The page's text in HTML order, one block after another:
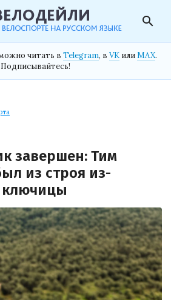
search
читать в Telegram, в VK илиMAX.
Подписывайтесь!
завершен: Тим
из строя из-
ключицы